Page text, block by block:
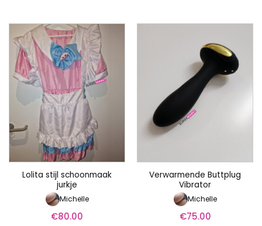
Lolita stijl schoonmaak
jurkje
Michelle
€80.00
Verwarmende Buttplug
Vibrator
Michelle
€75.00